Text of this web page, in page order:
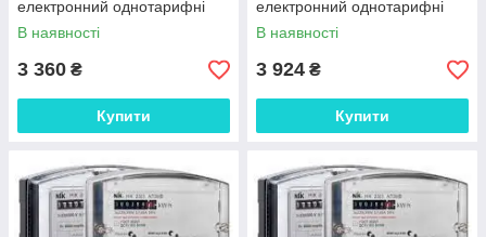
електронний однотарифні
В наявності
3 360 ₴
Купити
електронний однотарифні
В наявності
3 924 ₴
Купити